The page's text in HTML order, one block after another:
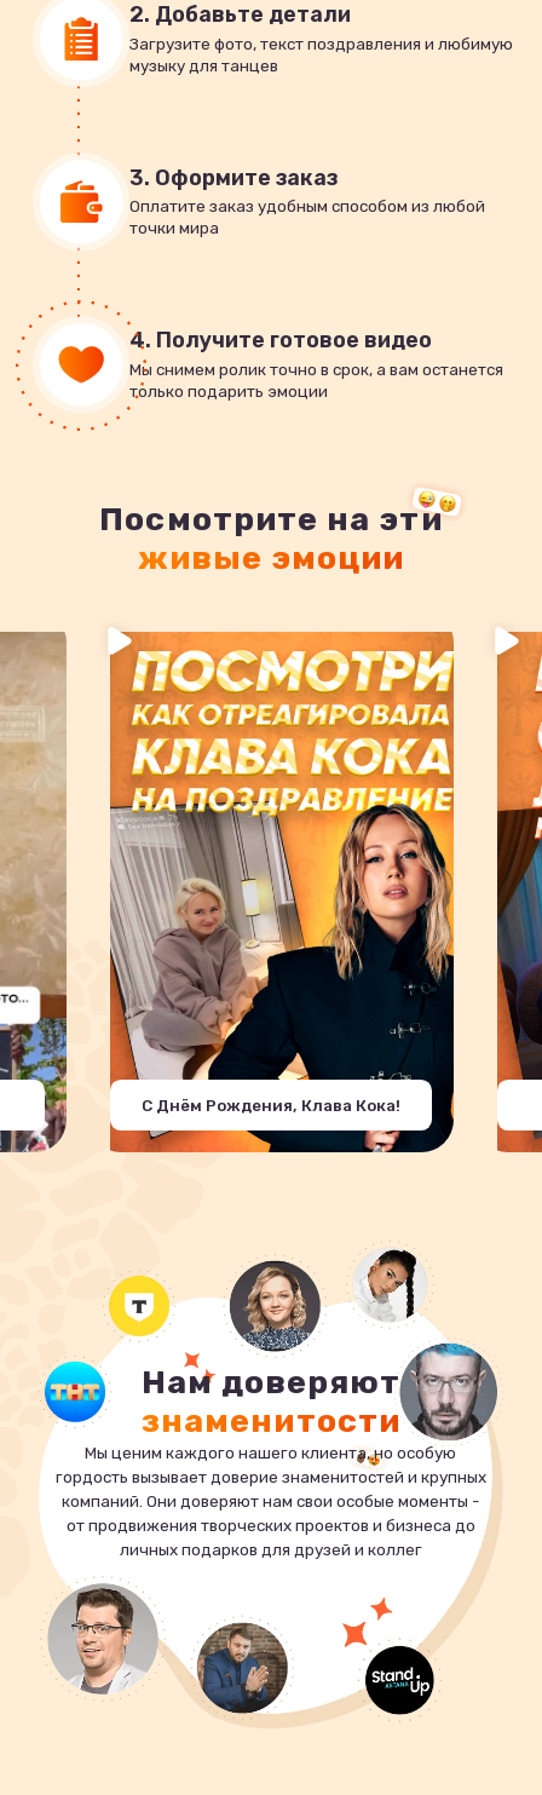
2. Добавьте детали
Загрузите фото, текст поздравления и любимую
музыку для танцев
3. Оформите заказ
Оплатите заказ удобным способом из любой
точки мира
4. Получите готовое видео
Мы снимем ролик точно в срок, а вам останется
только подарить эмоции
Посмотрите на эти
живые эмоции
С Днём Рождения, Клава Кока!
Нам доверяют
знаменитости
Мы ценим каждого нашего клиента, но особую
гордость вызывает доверие знаменитостей и крупных
компаний. Они доверяют нам свои особые моменты -
от продвижения творческих проектов и бизнеса до
личных подарков для друзей и коллег